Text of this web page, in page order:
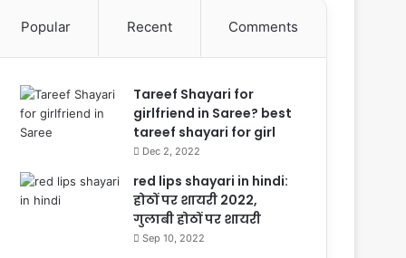
Popular Recent Comments
Tareef Shayari for
girlfriend in Saree? best
tareef shayari for girl
Dec 2, 2022
red lips shayari in hindi:
होठों पर शायरी 2022,
गुलाबी होठों पर शायरी
Sep 10, 2022